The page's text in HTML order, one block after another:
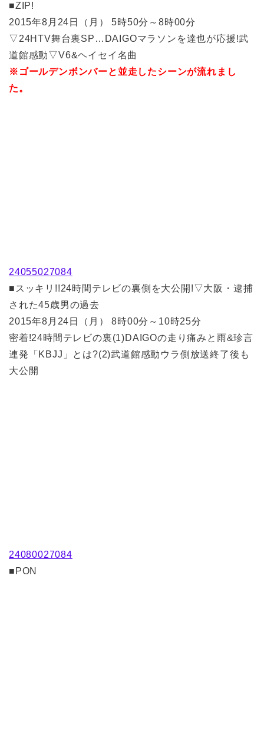
■ZIP!
2015年8月24日（月） 5時50分～8時00分
▽24HTV舞台裏SP…DAIGOマラソンを達也が応援!武
道館感動▽V6&ヘイセイ名曲
※ゴールデンボンバーと並走したシーンが流れまし
た。
24055027084
■スッキリ!!24時間テレビの裏側を大公開!▽大阪・逮捕
された45歳男の過去
2015年8月24日（月） 8時00分～10時25分
密着!24時間テレビの裏(1)DAIGOの走り痛みと雨&珍言
連発「KBJJ」とは?(2)武道館感動ウラ側放送終了後も
大公開
24080027084
■PON